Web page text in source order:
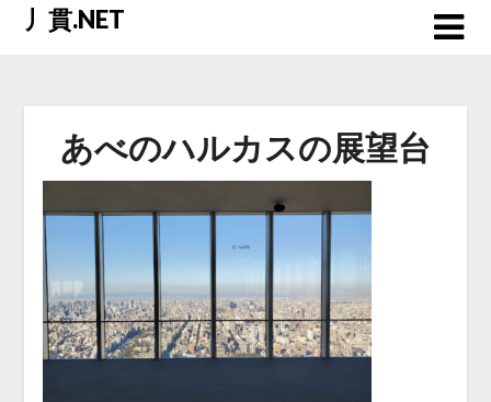
Skip丿貫.NET
あべのハルカスの展望台